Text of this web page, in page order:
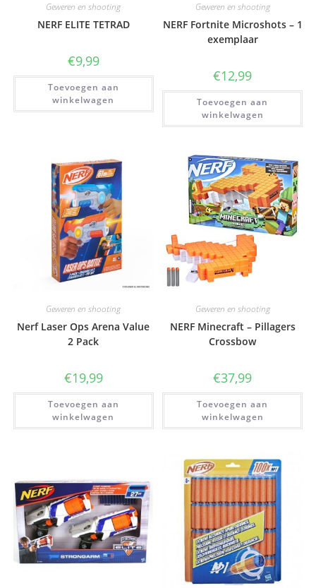
Geweren en shooting
NERF ELITE TETRAD
€9,99
Toevoegen aan
winkelwagen
Geweren en shooting
NERF Fortnite Microshots – 1
exemplaar
€12,99
Toevoegen aan
winkelwagen
Geweren en shooting
Nerf Laser Ops Arena Value
2 Pack
€19,99
Toevoegen aan
winkelwagen
Geweren en shooting
NERF Minecraft – Pillagers
Crossbow
€37,99
Toevoegen aan
winkelwagen